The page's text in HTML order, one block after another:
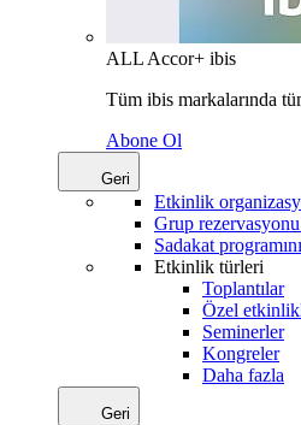
ALL Accor+ ibis
Tüm ibis markalarında
Abone Ol
Geri
Etkinlik
Grup
Sadakat
Etkinlik türleri
Toplantılar
Özel
Seminerler
Kongreler
Daha fazla
Geri